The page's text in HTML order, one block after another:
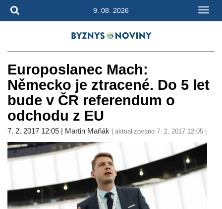
9. 08. 2026
Europoslanec Mach:
Německo je ztracené. Do 5 let
bude v ČR referendum o
odchodu z EU
7. 2. 2017 12:05 | Martin Maňák | aktualizováno 7. 2. 2017 12:05 |